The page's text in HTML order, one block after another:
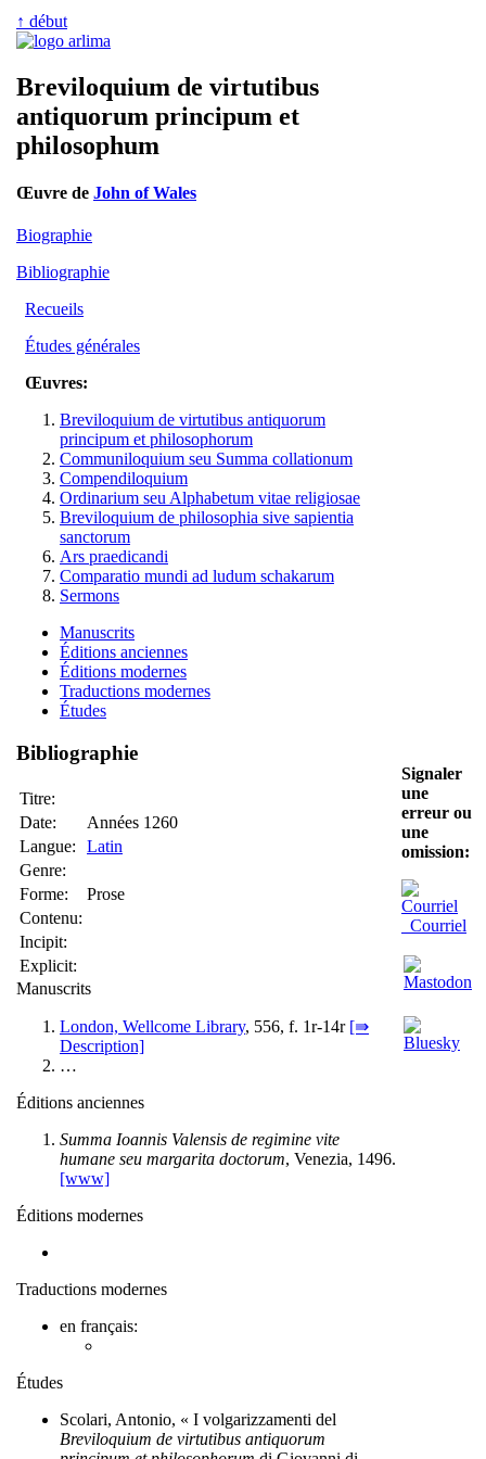
↑ début
Breviloquium de virtutibus
antiquorum principum et
philosophum
Œuvre de John of Wales
Biographie
Bibliographie
Recueils
Études générales
Œuvres:
Breviloquium de virtutibus antiquorum
principum et philosophorum
Communiloquium seu Summa collationum
Compendiloquium
Ordinarium seu Alphabetum vitae religiosae
Breviloquium de philosophia sive sapientia
sanctorum
Ars praedicandi
Comparatio mundi ad ludum schakarum
Sermons
Manuscrits
Éditions anciennes
Éditions modernes
Traductions modernes
Études
Bibliographie
Titre:
Date:
Années 1260
Langue:
Latin
Genre:
Forme:
Prose
Contenu:
Incipit:
Explicit:
Manuscrits
London, Wellcome Library, 556, f. 1r-14r [⇛
Description]
…
Éditions anciennes
Summa Ioannis Valensis de regimine vite
humane seu margarita doctorum, Venezia, 1496.
[www]
Éditions modernes
Traductions modernes
en français:
Études
Scolari, Antonio, « I volgarizzamenti del
Breviloquium de virtutibus antiquorum
Signaler
une
erreur ou
une
omission:
Courriel